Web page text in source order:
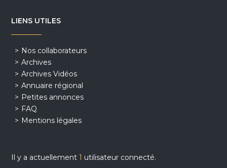
LIENS UTILES
Nos collaborateurs
Archives
Archives Vidéos
Annuaire régional
Petites annonces
FAQ
Mentions légales
Il y a actuellement1 utilisateur connecté.